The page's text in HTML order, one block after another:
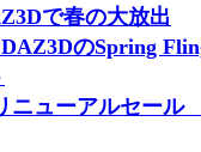
で春の大放出
のSpring
ニューアルセー